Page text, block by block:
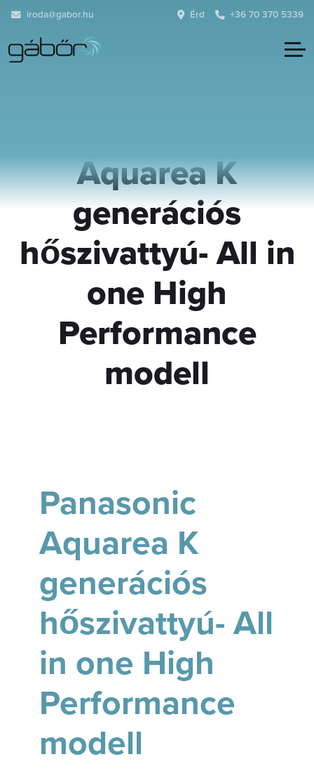
iroda@gabor.hu Érd +36 70 370 5339
Aquarea K
generációs
hőszivattyú- All in
one High
Performance
modell
Panasonic
Aquarea K
generációs
hőszivattyú- All
in one High
Performance
modell